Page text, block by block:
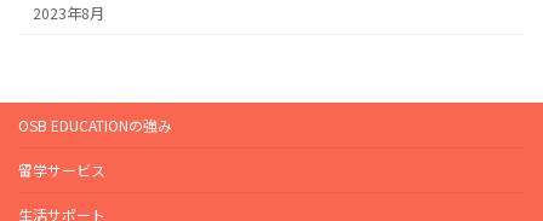
2023年8月
OSB EDUCATIONの強み
留学サービス
生活サポート